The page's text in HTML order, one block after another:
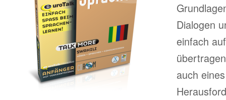
Dialogen
einfach
auch